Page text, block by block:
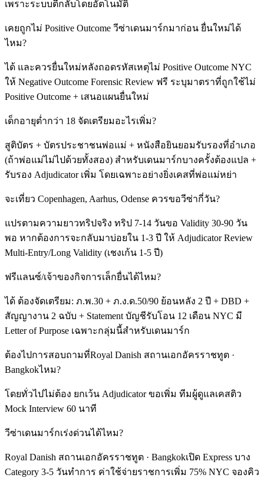
เพราะระบบตีกลับโดยอัตโนมัติ
เคยถูกไม่ Positive Outcome วีซ่าเดนมาร์กมาก่อน ยื่นใหม่ได้
ไหม?
ได้ และควรยื่นใหม่หลังถอดรหัสเหตุไม่ Positive Outcome NYC
ให้ Negative Outcome Forensic Review ฟรี ระบุมาตราที่ถูกใช้ไม่
Positive Outcome + เสนอแผนยื่นใหม่
เด็กอายุต่ำกว่า 18 จัดเตรียมอะไรเพิ่ม?
สูติบัตร + บัตรประชาชนพ่อแม่ + หนังสือยินยอมรับรองที่อำเภอ
(ถ้าพ่อแม่ไม่ไปด้วยทั้งสอง) สำหรับเดนมาร์กบางครั้งต้องแปล +
รับรอง Adjudicator เพิ่ม โดยเฉพาะอย่างยิ่งเคสที่พ่อแม่หย่า
จะเที่ยว Copenhagen, Aarhus, Odense ควรขอวีซ่ากี่วัน?
แปรตามความยาวทริปจริง ทริป 7-14 วันขอ Validity 30-90 วัน
พอ หากต้องการจะกลับมาบ่อยใน 1-3 ปี ให้ Adjudicator Review
Multi-Entry/Long Validity (เชงเก้น 1-5 ปี)
ฟรีแลนซ์/เจ้าของกิจการเล็กยื่นได้ไหม?
ได้ ต้องจัดเตรียม: ภ.พ.30 + ภ.ง.ด.50/90 ย้อนหลัง 2 ปี + DBD +
สัญญางาน 2 ฉบับ + Statement บัญชีรับโอน 12 เดือน NYC มี
Letter of Purpose เฉพาะกลุ่มนี้สำหรับเดนมาร์ก
ต้องไปการสอบถามที่Royal Danish สถานเอกอัครราชทูต ·
Bangkokไหม?
โดยทั่วไปไม่ต้อง ยกเว้น Adjudicator ขอเพิ่ม ทีมผู้ดูแลเคสติว
Mock Interview 60 นาที
วีซ่าเดนมาร์กเร่งด่วนได้ไหม?
Royal Danish สถานเอกอัครราชทูต · Bangkokเปิด Express บาง
Category 3-5 วันทำการ ค่าใช้จ่ายราชการเพิ่ม 75% NYC จองคิว